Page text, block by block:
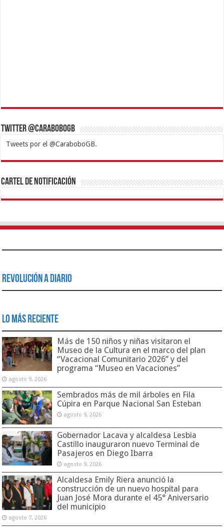
Twitter @CaraboboGB
Tweets por el @CaraboboGB.
1xbetBetturkeyBetistKralbetSupertotobetTipobetMatadorbetMariobet
https://mvbcasino.com/
Cartel de Notificación
Revolución a Diario
Lo Más Reciente
Más de 150 niños y niñas visitaron el
Museo de la Cultura en el marco del plan
“Vacacional Comunitario 2026” y del
programa “Museo en Vacaciones”
agosto 9, 2026
Sembrados más de mil árboles en Fila
Cúpira en Parque Nacional San Esteban
agosto 9, 2026
Gobernador Lacava y alcaldesa Lesbia
Castillo inauguraron nuevo Terminal de
Pasajeros en Diego Ibarra
agosto 9, 2026
Alcaldesa Emily Riera anunció la
construcción de un nuevo hospital para
Juan José Mora durante el 45° Aniversario
del municipio
agosto 7, 2026